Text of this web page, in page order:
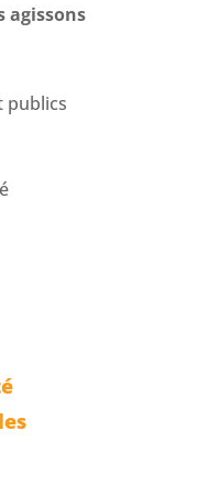
agissons
publics